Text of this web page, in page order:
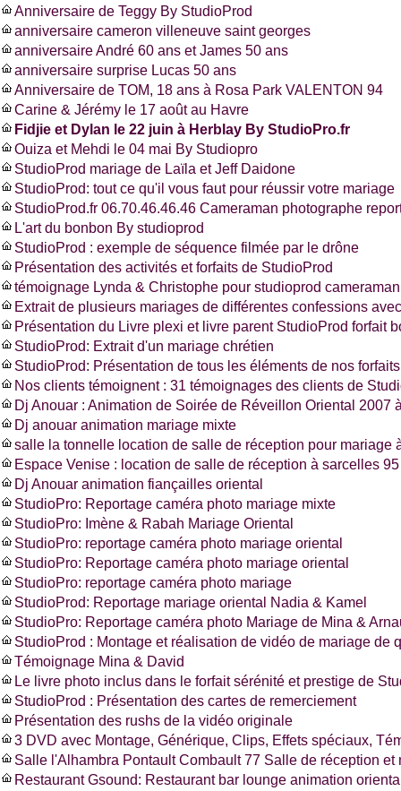
Anniversaire de Teggy By StudioProd
anniversaire cameron villeneuve saint georges
anniversaire André 60 ans et James 50 ans
anniversaire surprise Lucas 50 ans
Anniversaire de TOM, 18 ans à Rosa Park VALENTON 94
Carine & Jérémy le 17 août au Havre
Fidjie et Dylan le 22 juin à Herblay By StudioPro.fr
Ouiza et Mehdi le 04 mai By Studiopro
StudioProd mariage de Laïla et Jeff Daidone
StudioProd: tout ce qu'il vous faut pour réussir votre mariage
StudioProd.fr 06.70.46.46.46 Cameraman photographe
L'art du bonbon By studioprod
StudioProd : exemple de séquence filmée par le drône
Présentation des activités et forfaits de StudioProd
témoignage Lynda & Christophe pour studioprod
Extrait de plusieurs mariages de différentes confessions
Présentation du Livre plexi et livre parent StudioProd forfait
StudioProd: Extrait d'un mariage chrétien
StudioProd: Présentation de tous les éléments de nos forfaits
Nos clients témoignent : 31 témoignages des clients de
Dj Anouar : Animation de Soirée de Réveillon Oriental 2007
Dj anouar animation mariage mixte
salle la tonnelle location de salle de réception pour mariage
Espace Venise : location de salle de réception à sarcelles
Dj Anouar animation fiançailles oriental
StudioPro: Reportage caméra photo mariage mixte
StudioPro: Imène & Rabah Mariage Oriental
StudioPro: reportage caméra photo mariage oriental
StudioPro: Reportage caméra photo mariage oriental
StudioPro: reportage caméra photo mariage
StudioProd: Reportage mariage oriental Nadia & Kamel
StudioPro: Reportage caméra photo Mariage de Mina &
StudioProd : Montage et réalisation de vidéo de mariage de
Témoignage Mina & David
Le livre photo inclus dans le forfait sérénité et prestige de
StudioProd : Présentation des cartes de remerciement
Présentation des rushs de la vidéo originale
3 DVD avec Montage, Générique, Clips, Effets spéciaux,
Salle l'Alhambra Pontault Combault 77 Salle de réception et
Restaurant Gsound: Restaurant bar lounge animation